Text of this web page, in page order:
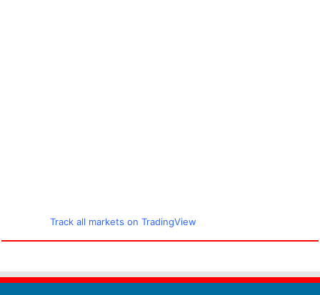
Track all markets on TradingView